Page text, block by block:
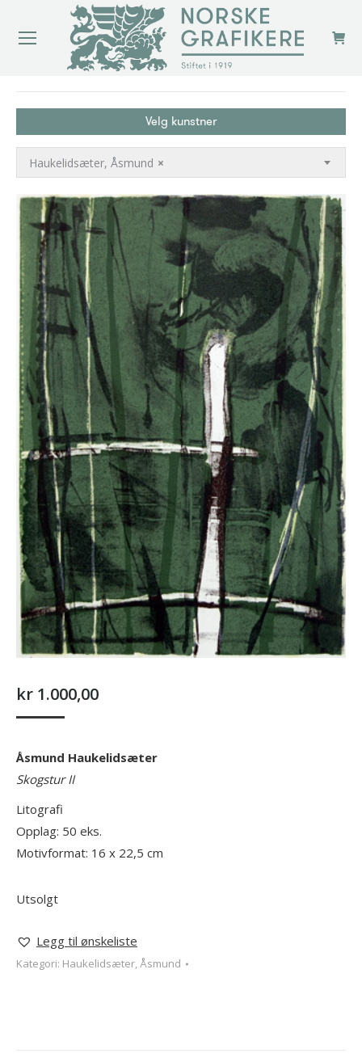
Velg kunstner
×
Haukelidsæter, Åsmund
kr 1.000,00
Åsmund Haukelidsæter
Skogstur II
Litografi
Opplag: 50 eks.
Motivformat: 16 x 22,5 cm
Utsolgt
Legg til ønskeliste
Kategori: Haukelidsæter, Åsmund